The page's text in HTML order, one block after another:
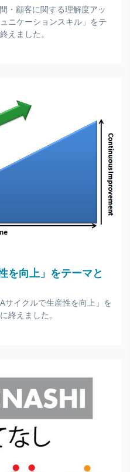
・顧客に関する理解度アッ
ニケーションスキル」をテ
えました。
を向上」をテーマと
サイクルで生産性を向上」を
終えました。